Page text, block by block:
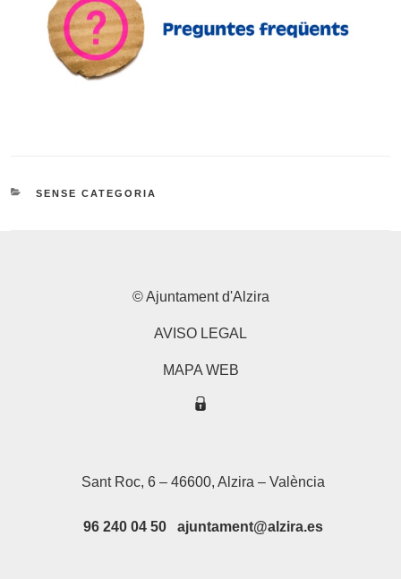
CATEGORIES
SENSE CATEGORIA
© Ajuntament d'Alzira
AVISO LEGAL
MAPA WEB
Sant Roc, 6 – 46600, Alzira – València
96 240 04 50 ajuntament@alzira.es